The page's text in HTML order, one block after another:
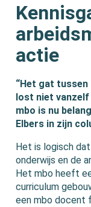
actie
“Het gat
lost niet
mbo is nu
Elbers in zijn
Het is logisch
onderwijs en de
Het mbo heeft
curriculum
een mbo docent